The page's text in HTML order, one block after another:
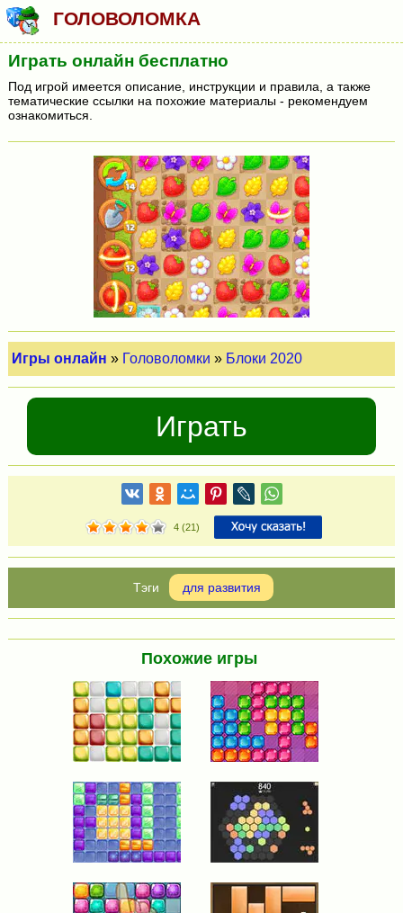
ГОЛОВОЛОМКА
Играть онлайн бесплатно
Под игрой имеется описание, инструкции и правила, а также
тематические ссылки на похожие материалы - рекомендуем
ознакомиться.
Игры онлайн » Головоломки » Блоки 2020
Играть
4 (21)
для развития
Похожие игры